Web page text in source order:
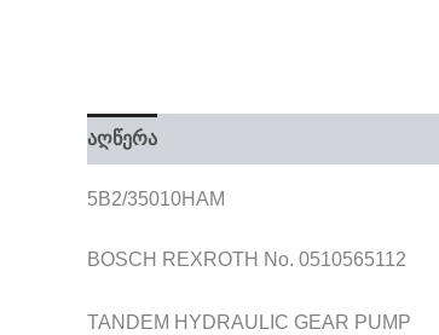
აღწერა
5B2/35010HAM
BOSCH REXROTH No. 0510565112
TANDEM HYDRAULIC GEAR PUMP